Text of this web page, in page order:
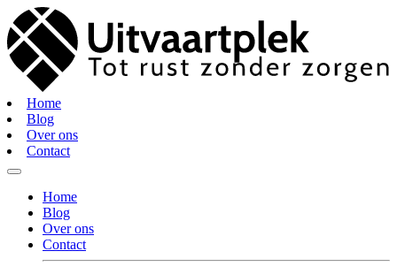
Home
Blog
Over ons
Contact
Home
Blog
Over ons
Contact